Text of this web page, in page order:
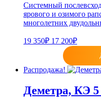
Системный
ярового и озимого
многолетних
19 350₽ 17 200₽
Распродажа!
Деметра, КЭ 5